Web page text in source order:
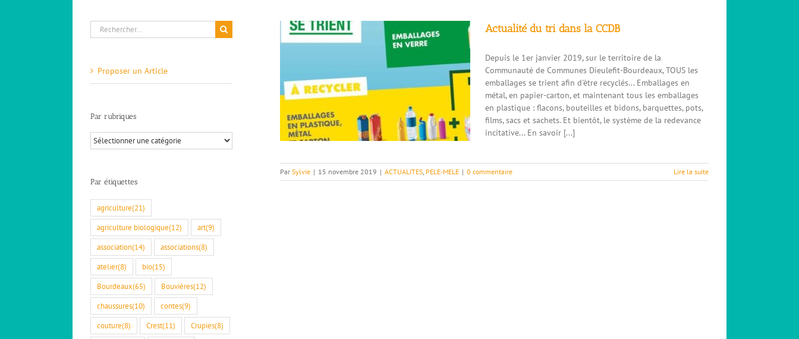
Actualité du tri dans la CCDB
Depuis le 1er janvier 2019, sur le territoire de la
Communauté de Communes Dieulefit-Bourdeaux, TOUS les
emballages se trient afin d'être recyclés... Emballages en
métal, en papier-carton, et maintenant tous les emballages
en plastique : flacons, bouteilles et bidons, barquettes, pots,
films, sacs et sachets. Et bientôt, le système de la redevance
incitative... En savoir [...]
ParSylvie | 15 novembre 2019 | ACTUALITES PELE-MELE | 0 commentaire Lire la suite
Rechercher:
Proposer un Article
Par rubriques
Par
rubriques
Par étiquettes
agriculture(21)
agriculture biologique(12) art(9)
association(14) associations(8)
atelier(8) bio(15)
Bourdeaux(65) Bouvières(12)
chaussures(10) contes(9)
couture(8) Crest(11) Crupies(8)